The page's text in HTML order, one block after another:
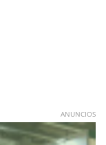
ANUNCIOS